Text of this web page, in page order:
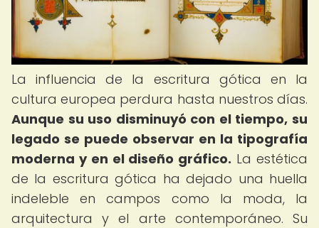
La influencia de la escritura gótica en la
cultura europea perdura hasta nuestros días.
Aunque su uso disminuyó con el tiempo, su
legado se puede observar en la tipografía
moderna y en el diseño gráfico. La estética
de la escritura gótica ha dejado una huella
indeleble en campos como la moda, la
arquitectura y el arte contemporáneo. Su